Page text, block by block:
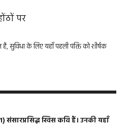
पर
हैं, सुविधा के लिए यहाँ पहली पंक्ति को शीर्षक
संसारप्रसिद्ध स्विस कवि हैं। उनकी यहाँ